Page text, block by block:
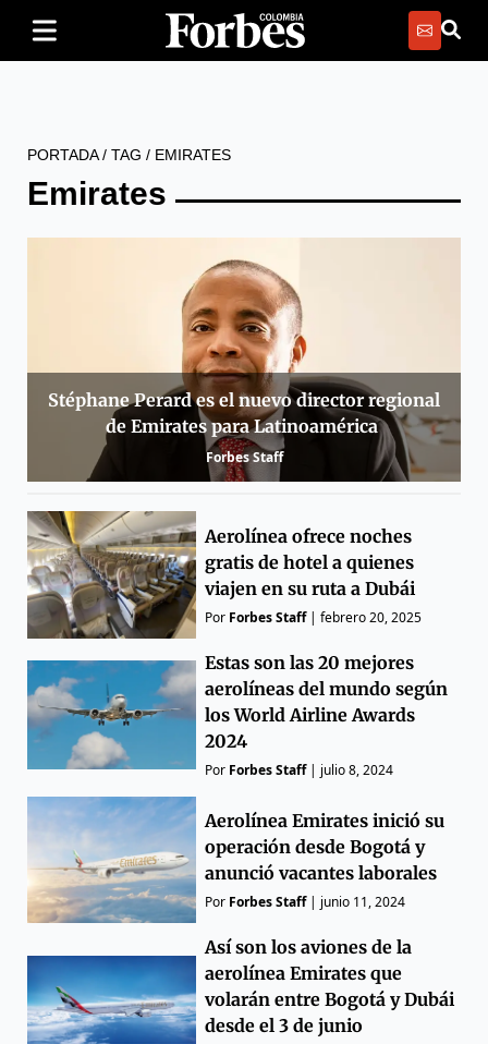
PORTADA/ TAG / EMIRATES
Emirates
Stéphane Perard es el nuevo director regional
de Emirates para Latinoamérica
Forbes Staff
Aerolínea ofrece noches
gratis de hotel a quienes
viajen en su ruta a Dubái
Por Forbes Staff|febrero 20, 2025
Estas son las 20 mejores
aerolíneas del mundo según
los World Airline Awards
2024
Por Forbes Staff| julio 8, 2024
Aerolínea Emirates inició su
operación desde Bogotá y
anunció vacantes laborales
Por Forbes Staff| junio 11, 2024
Así son los aviones de la
aerolínea Emirates que
volarán entre Bogotá y Dubái
desde el 3 de junio